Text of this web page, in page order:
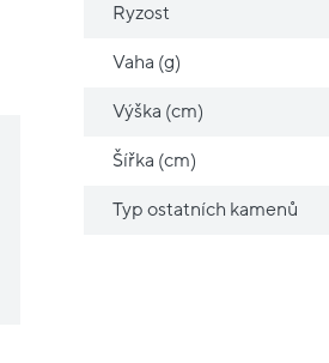
Ryzost
Vaha (g)
Výška (cm)
Šířka (cm)
Typ ostatních kamenů